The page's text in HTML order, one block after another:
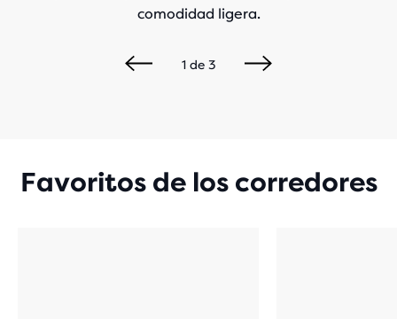
comodidad ligera.
1de 3
Favoritos de los corredores